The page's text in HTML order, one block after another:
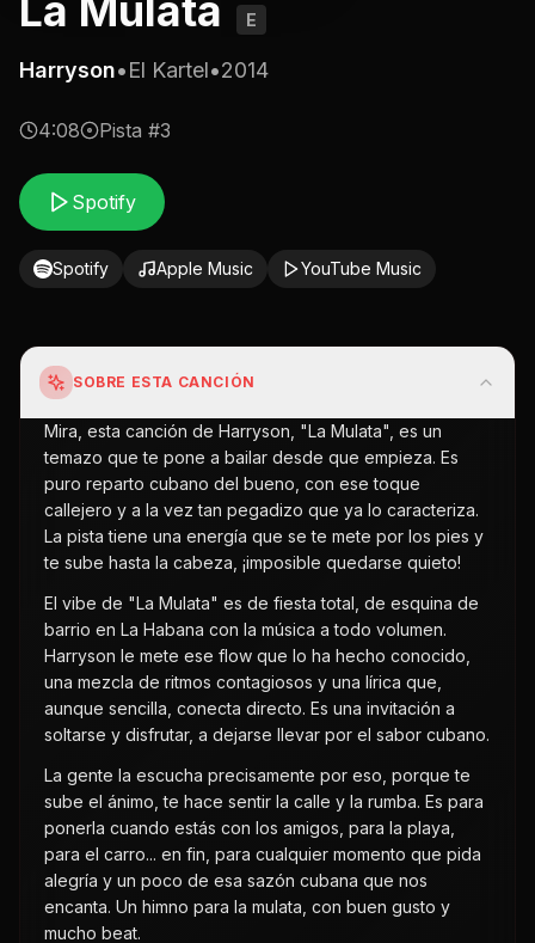
La Mulata E
Harryson•El Kartel•2014
4:08 Pista #3
Spotify
Spotify Apple Music YouTube Music
SOBRE ESTA CANCIÓN
Mira, esta canción de Harryson, "La Mulata", es un
temazo que te pone a bailar desde que empieza. Es
puro reparto cubano del bueno, con ese toque
callejero y a la vez tan pegadizo que ya lo caracteriza.
La pista tiene una energía que se te mete por los pies y
te sube hasta la cabeza, ¡imposible quedarse quieto!
El vibe de "La Mulata" es de fiesta total, de esquina de
barrio en La Habana con la música a todo volumen.
Harryson le mete ese flow que lo ha hecho conocido,
una mezcla de ritmos contagiosos y una lírica que,
aunque sencilla, conecta directo. Es una invitación a
soltarse y disfrutar, a dejarse llevar por el sabor cubano.
La gente la escucha precisamente por eso, porque te
sube el ánimo, te hace sentir la calle y la rumba. Es para
ponerla cuando estás con los amigos, para la playa,
para el carro... en fin, para cualquier momento que pida
alegría y un poco de esa sazón cubana que nos
encanta. Un himno para la mulata, con buen gusto y
mucho beat.